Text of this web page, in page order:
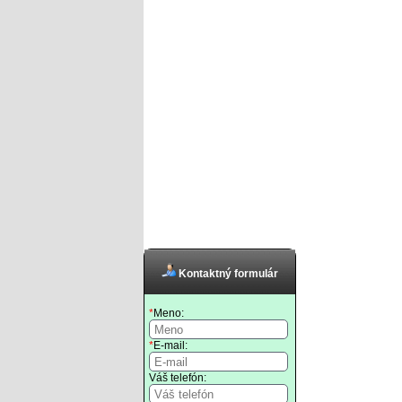
Kontaktný formulár
*Meno:
*E-mail:
Váš telefón: